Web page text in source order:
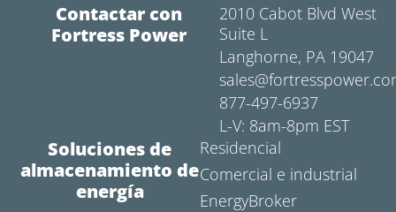
Contactar con
Fortress Power
2010 Cabot Blvd West
Suite L
Langhorne, PA 19047
877-497-6937
L-V: 8am-8pm EST
Soluciones de
almacenamiento de
energía
Residencial
Comercial e industrial
EnergyBroker